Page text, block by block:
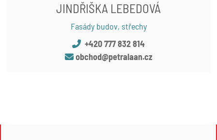
JINDŘIŠKA LEBEDOVÁ
Fasády budov, střechy
+420 777 832 814
obchod@petralaan.cz